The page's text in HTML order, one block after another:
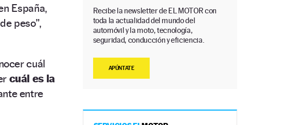
España,
peso”,
cuál
cuál es la
entre
Recibe la newsletter de EL MOTOR con
toda la actualidad del mundo del
automóvil y la moto, tecnología,
seguridad, conducción y eficiencia.
APÚNTATE